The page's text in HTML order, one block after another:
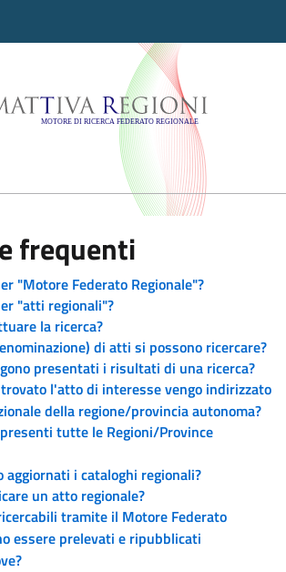
Regioni -
frequenti
"Motore Federato Regionale"?
"atti regionali"?
la ricerca?
di atti si possono ricercare?
presentati i risultati di una ricerca?
l'atto di interesse vengo indirizzato
della regione/provincia autonoma?
tutte le Regioni/Province
aggiornati i cataloghi regionali?
un atto regionale?
tramite il Motore Federato
essere prelevati e ripubblicati